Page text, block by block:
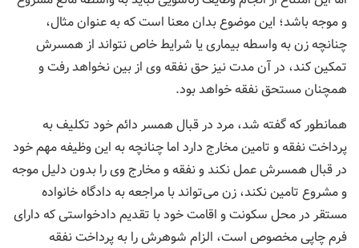
و موجه باشد؛ این موضوع بدان معنا است که به عنوان مثال،
چنانچه زن به واسطه بیماری یا شرایط خاص نتواند از همسرش
تمکین کند، در آن مدت نیز حق نفقه وی از بین نخواهد رفت و
همچنان مستحق نفقه خواهد بود.
همانطور که گفته شد، مرد در قبال همسر دائم خود تکلیف به
پرداخت نفقه و تامین مخارج دارد اما چنانچه به این وظیفه مهم خود
در قبال همسرش عمل نکند و نفقه و مخارج وی را بدون دلیل موجه
و مشروع تامین نکند، زن می‌تواند با مراجعه به دادگاه خانواده
مستقر در محل سکونت و اقامت خود با تقدیم دادخواستی که دارای
فرم چاپی مخصوص است، الزام شوهرش را به پرداخت نفقه